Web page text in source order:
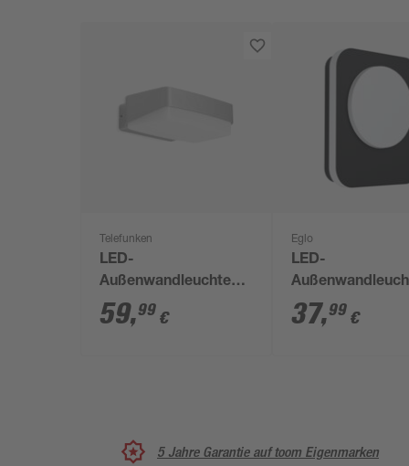
Telefunken
LED-
Außenwandleuchte
'Mainz' 14 W 1500 lm
neutralweiß 18,2 x 5,5
59,99 €
Eglo
LED-
'Madriz' 3,6 W
warmweiß IP 44
37,99 €
5 Jahre Garantie auf toom Eigenmarken